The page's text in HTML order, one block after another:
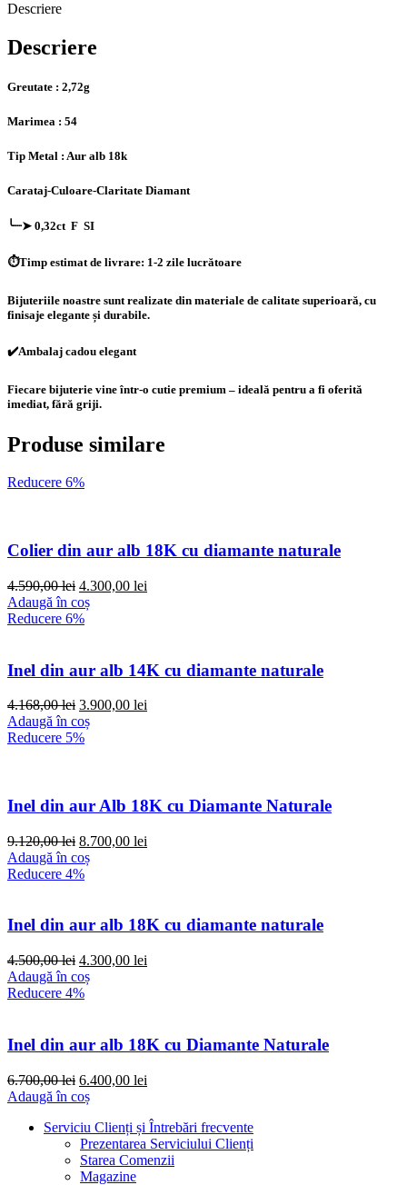
naturale
Descriere
Descriere
Greutate : 2,72g
Marimea : 54
Tip Metal : Aur alb 18k
Carataj-Culoare-Claritate Diamant
╰┈➤ 0,32ct F SI
⏱️Timp estimat de livrare: 1-2 zile lucrătoare
Bijuteriile noastre sunt realizate din materiale de calitate superioară, cu
finisaje elegante și durabile.
✔️Ambalaj cadou elegant
Fiecare bijuterie vine într-o cutie premium – ideală pentru a fi oferită
imediat, fără griji.
Produse similare
Reducere 6%
Colier din aur alb 18K cu diamante naturale
4.590,00lei Prețul
inițial
a
4.300,00 lei
Adaugă în coș
Reducere 6%
Inel din aur alb 14K cu diamante naturale
4.168,00lei Prețul
inițial
a
3.900,00 lei
Adaugă în coș
Reducere 5%
Inel din aur Alb 18K cu Diamante Naturale
9.120,00lei Prețul
inițial
a
8.700,00 lei
Adaugă în coș
Reducere 4%
Inel din aur alb 18K cu diamante naturale
4.500,00lei Prețul
inițial
a
4.300,00 lei
Adaugă în coș
Reducere 4%
Inel din aur alb 18K cu Diamante Naturale
6.700,00lei Prețul
inițial
fost:
6.700,00 lei.
6.400,00 lei
6.400,00 lei.
Adaugă în coș
Serviciu Clienți și Întrebări frecvente
Prezentarea Serviciului Clienți
Starea Comenzii
Magazine